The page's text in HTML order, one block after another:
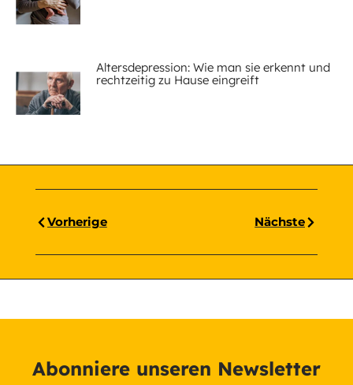
Altersdepression: Wie man sie erkennt und
rechtzeitig zu Hause eingreift
Vorherige Nächste
Abonniere unseren Newsletter